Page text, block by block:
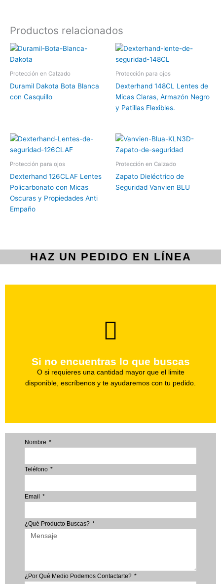
Productos relacionados
Protección en Calzado
Duramil Dakota Bota Blanca
con Casquillo
Protección para ojos
Dexterhand 148CL Lentes de
Micas Claras, Armazón Negro
y Patillas Flexibles.
Protección para ojos
Dexterhand 126CLAF Lentes
Policarbonato con Micas
Oscuras y Propiedades Anti
Empaño
Protección en Calzado
Zapato Dieléctrico de
Seguridad Vanvien BLU
HAZ UN PEDIDO EN LÍNEA
Si no encuentras lo que buscas
O si requieres una cantidad mayor que el limite
disponible, escríbenos y te ayudaremos con tu pedido.
Haz tu pedido
Nombre
Teléfono
Email
¿Qué Producto Buscas?
¿Por Qué Medio Podemos Contactarte?